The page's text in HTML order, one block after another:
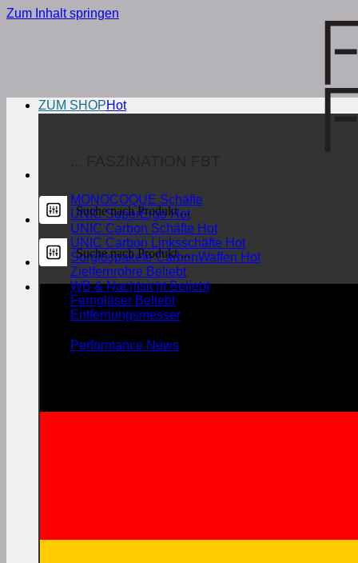
Zum Inhalt springen
ZUM SHOP
MONOCOQUE Schäfte
UNIC SuperErgo
UNIC Carbon Schäfte
UNIC Carbon Linksschäfte
Sorglospakete CarbonWaffen
Zielfernrohre
WB & Nachtsicht
Ferngläser
Entfernungsmesser
Performance News